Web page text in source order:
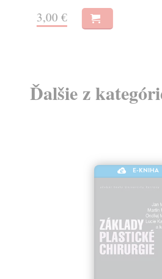
3,00 €
Ďalšie z
E-KNIHA